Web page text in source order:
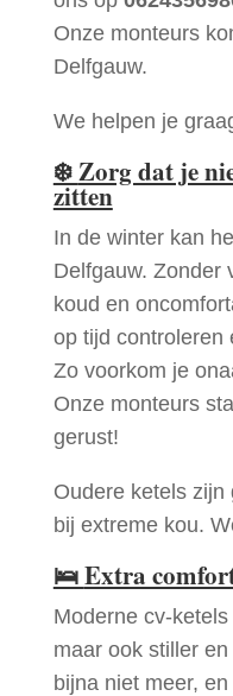
Onze monteurs
Delfgauw.
We helpen je
❄️Zorg dat je
zitten
In de winter kan
Delfgauw. Zonder
koud en
op tijd controleren
Zo voorkom je
Onze monteurs
gerust!
Oudere ketels zijn
bij extreme kou.
🛌Extra
Moderne cv-
maar ook stiller
bijna niet meer,